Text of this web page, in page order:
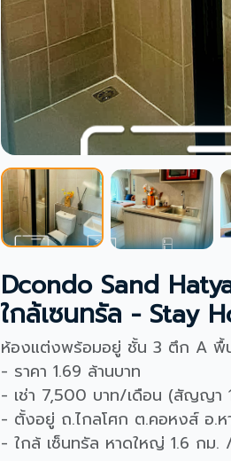
Dcondo Sand
ใกล้เซนทรัล - Stay
ห้องแต่งพร้อมอยู่ ชั้น 3 ตึก A พื้
- ราคา 1.69 ล้านบาท
- เช่า 7,500 บาท/เดือน (สัญญา
- ตั้งอยู่ ถ.ไกลโศก ต.คอหงส์ อ.
- ใกล้ เซ็นทรัล หาดใหญ่ 1.6 กม